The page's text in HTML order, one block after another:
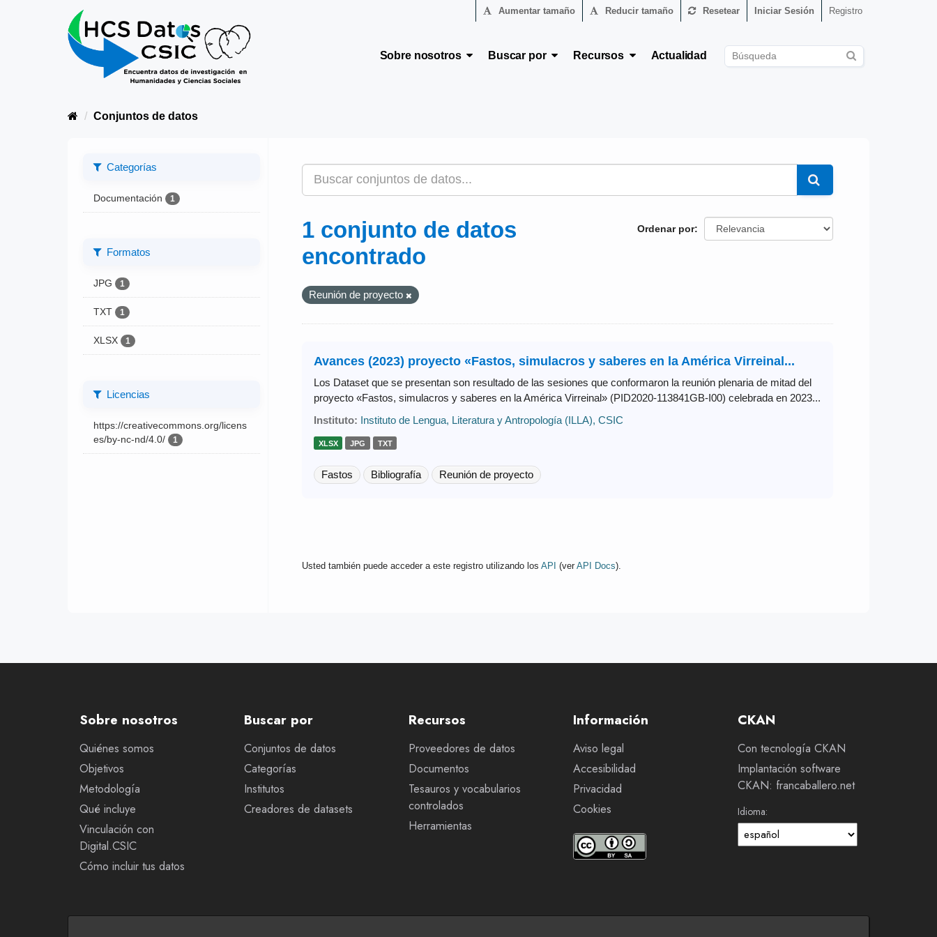
Aumentar tamaño Reducir tamaño Resetear Iniciar Sesión Registro
Sobre nosotros Buscar por Recursos Actualidad
Conjuntos de datos
Categorías
Documentación 1
Formatos
JPG 1
TXT 1
XLSX 1
Licencias
https://creativecommons.org/licens
es/by-nc-nd/4.0/
1
Ordenar por
1 conjunto de datos
encontrado
Reunión de proyecto
Avances (2023) proyecto «Fastos, simulacros y saberes en la América Virreinal...
Los Dataset que se presentan son resultado de las sesiones que conformaron la reunión plenaria de mitad del
proyecto «Fastos, simulacros y saberes en la América Virreinal» (PID2020-113841GB-I00) celebrada en 2023...
Instituto: Instituto de Lengua, Literatura y Antropología (ILLA), CSIC
XLSX JPG TXT
Fastos Bibliografía Reunión de proyecto
Usted también puede acceder a este registro utilizando los API (ver API Docs).
Sobre nosotros
Quiénes somos
Objetivos
Metodología
Qué incluye
Vinculación con
Digital.CSIC
Cómo incluir tus datos
Buscar por
Conjuntos de datos
Categorías
Institutos
Creadores de datasets
Recursos
Proveedores de datos
Documentos
Tesauros y vocabularios
controlados
Herramientas
Información
Aviso legal
Accesibilidad
Privacidad
Cookies
CKAN
Con tecnología CKAN
Implantación software
CKAN: francaballero.net
Idioma